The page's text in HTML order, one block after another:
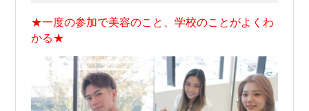
★一度の参加で美容のこと、学校のことがよくわ
かる★